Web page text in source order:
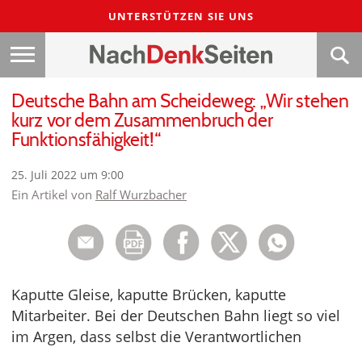
UNTERSTÜTZEN SIE UNS
Deutsche Bahn am Scheideweg: „Wir stehen
kurz vor dem Zusammenbruch der
Funktionsfähigkeit!“
25. Juli 2022 um 9:00
Ein Artikel von Ralf Wurzbacher
Kaputte Gleise, kaputte Brücken, kaputte
Mitarbeiter. Bei der Deutschen Bahn liegt so viel
im Argen, dass selbst die Verantwortlichen